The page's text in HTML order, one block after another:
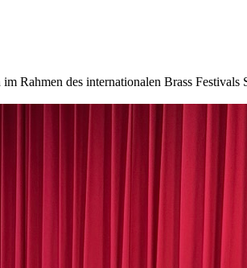
Rahmen des internationalen Brass